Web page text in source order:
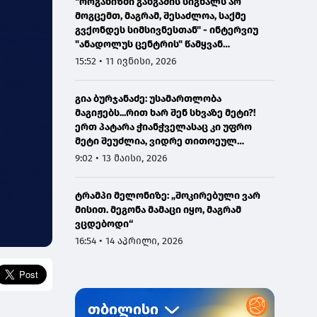
მოგცემთ, მაგრამ, შესაძლოა, საქმე
გვქონდეს სიმსივნესთან" - ინტერვიუ
"ანადოლუს ცენტრის" წამყვან
ონკოლოგთან
15:52 • 11 ივნისი, 2026
გია ბურჯანაძე: უსამართლობა
მაგიჟებს...რით ხარ შენ სხვაზე მეტი?!
ერთ პატარა ჭიანჭველასაც კი უფრო
მეტი შეუძლია, ვიდრე თითოეულ
ჩვენგანს...
9:02 • 13 მაისი, 2026
ტრამპი მელონიზე: „შოკირებული ვარ
მისით. მეგონა მამაცი იყო, მაგრამ
ვცდებოდი“
16:54 • 14 აპრილი, 2026